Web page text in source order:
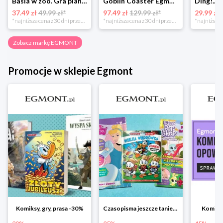
37.49 zł49.99 zł*
97.49 zł 129.99 zł* 29.99 zł
Zobacz markę EGMONT
Promocje w sklepie Egmont
Komiksy, gry, prasa -30% Czasopisma jeszcze taniej! Rabat do -25%